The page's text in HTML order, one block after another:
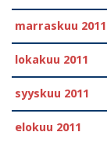
marraskuu 2011
lokakuu 2011
syyskuu 2011
elokuu 2011